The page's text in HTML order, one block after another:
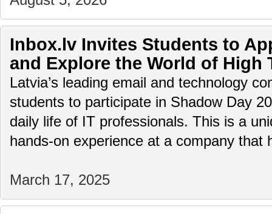
Inbox.lv Invites Students to
and Explore the World of High
Latvia’s leading email and technology
students to participate in Shadow Day
daily life of IT professionals. This is a
hands-on experience at a company
March 17, 2025